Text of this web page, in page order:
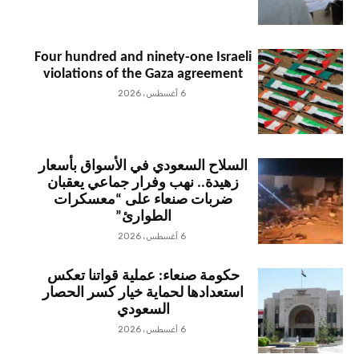
Four hundred and ninety-one Israeli
violations of the Gaza agreement
6 أغسطس، 2026
السلاح السعودي في الأسواق بأسعار
زهيدة.. نهب وفرار جماعي يعقبان
ضربات صنعاء على “معسكرات
الطوارئ”
6 أغسطس، 2026
حكومة صنعاء: عملية قواتنا تعكس
استعدادها لحماية خيار كسر الحصار
السعودي
6 أغسطس، 2026